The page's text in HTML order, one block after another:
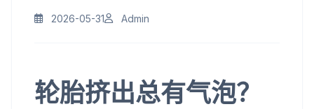
2026-05-31 Admin
轮胎挤出总有气泡？